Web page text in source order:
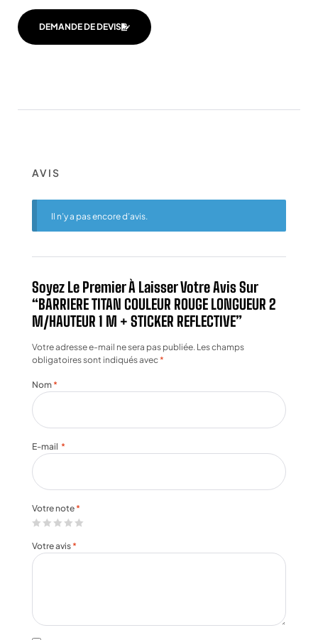
DEMANDE DE DEVIS
AVIS
Il n’y a pas encore d’avis.
Soyez Le Premier À Laisser Votre Avis Sur
“BARRIERE TITAN COULEUR ROUGE LONGUEUR 2
M/HAUTEUR 1 M + STICKER REFLECTIVE”
Votre adresse e-mail ne sera pas publiée. Les champs
obligatoires sont indiqués avec*
Votre note *
Votre avis *
Nom *
E-mail *